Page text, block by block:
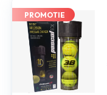
PROMOTIE